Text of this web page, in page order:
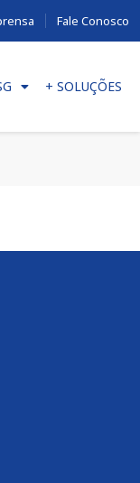
Fale Conosco
+ SOLUÇÕES